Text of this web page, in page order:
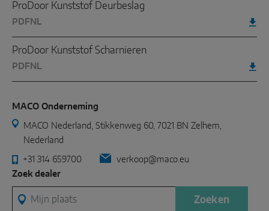
ProDoor Kunststof Deurbeslag
PDF NL
ProDoor Kunststof Scharnieren
PDF NL
MACO Onderneming
MACO Nederland, Stikkenweg 60, 7021 BN Zelhem,
Nederland
+31 314 659700
verkoop@maco.eu
Zoek dealer
Mijn plaats
Zoeken